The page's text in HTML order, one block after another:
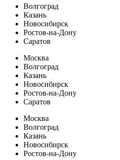
Волгоград
Казань
Новосибирск
Ростов-на-Дону
Саратов
Москва
Волгоград
Казань
Новосибирск
Ростов-на-Дону
Саратов
Москва
Волгоград
Казань
Новосибирск
Ростов-на-Дону